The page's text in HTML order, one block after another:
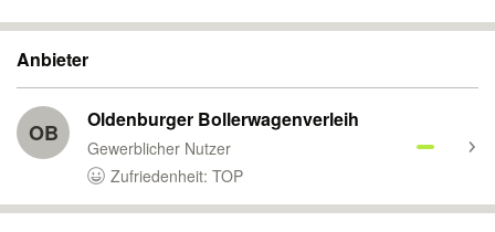
Anbieter
OB Oldenburger Bollerwagenverleih
Gewerblicher Nutzer
Zufriedenheit: TOP